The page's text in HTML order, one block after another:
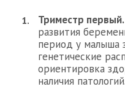
Триместр первый.
развития
период у малыша
генетические
ориентировка
наличия патологий.